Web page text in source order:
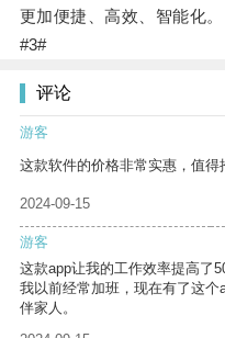
更加便捷、高效、智能化。
#3#
评论
游客
这款软件的价格非常实惠，值得
2024-09-15
游客
这款app让我的工作效率提高了
我以前经常加班，现在有了这
伴家人。